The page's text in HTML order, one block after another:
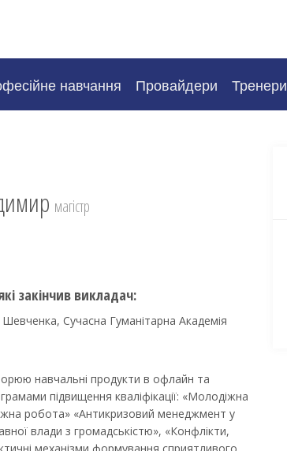
навчання Провайдери Тренери
магістр
закінчив викладач:
Шевченка, Сучасна Гуманітарна Академія
навчальні продукти в офлайн та
підвищення кваліфікації: «Молодіжна
робота» «Антикризовий менеджмент у
влади з громадськістю», «Конфлікти,